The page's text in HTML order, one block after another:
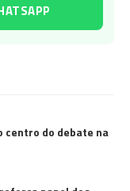
centro do debate na